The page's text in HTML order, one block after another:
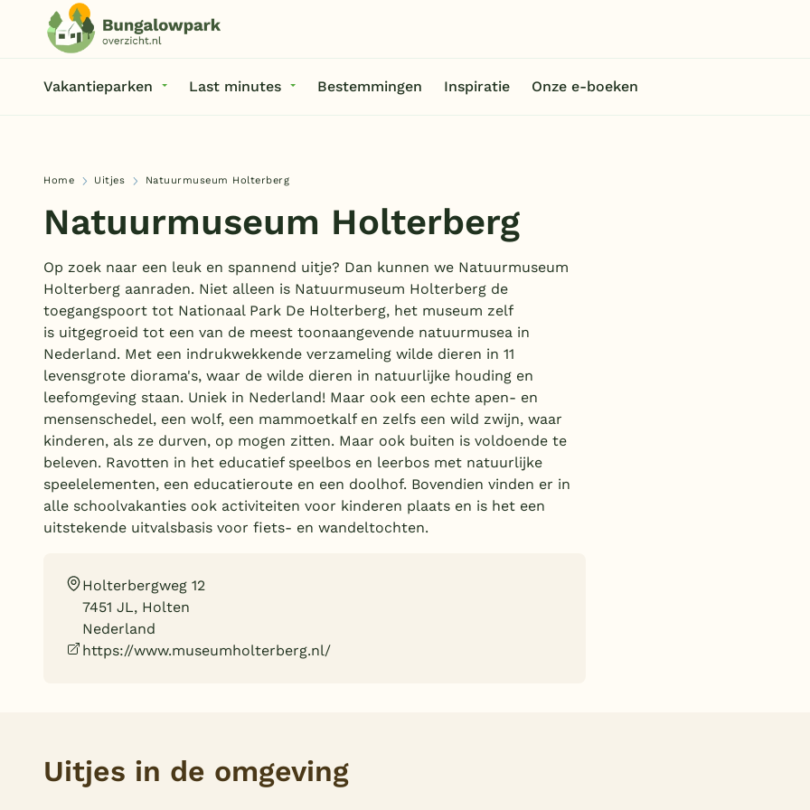
Vakantieparken Last minutes Bestemmingen Inspiratie Onze e-boeken
Home Uitjes Natuurmuseum Holterberg
Natuurmuseum Holterberg
Op zoek naar een leuk en spannend uitje? Dan kunnen we Natuurmuseum
Holterberg aanraden. Niet alleen is Natuurmuseum Holterberg de
toegangspoort tot Nationaal Park De Holterberg, het museum zelf
is uitgegroeid tot een van de meest toonaangevende natuurmusea in
Nederland. Met een indrukwekkende verzameling wilde dieren in 11
levensgrote diorama's, waar de wilde dieren in natuurlijke houding en
leefomgeving staan. Uniek in Nederland! Maar ook een echte apen- en
mensenschedel, een wolf, een mammoetkalf en zelfs een wild zwijn, waar
kinderen, als ze durven, op mogen zitten. Maar ook buiten is voldoende te
beleven. Ravotten in het educatief speelbos en leerbos met natuurlijke
speelelementen, een educatieroute en een doolhof. Bovendien vinden er in
alle schoolvakanties ook activiteiten voor kinderen plaats en is het een
uitstekende uitvalsbasis voor fiets- en wandeltochten.
Holterbergweg 12
7451 JL, Holten
Nederland
https://www.museumholterberg.nl/
Uitjes in de omgeving